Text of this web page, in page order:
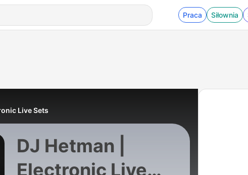
Praca Siłownia
Live Sets
DJ Hetman |
Electronic Live